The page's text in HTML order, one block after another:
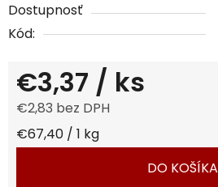
Dostupnosť
Kód:
€3,37 / ks
€2,83 bez DPH
Jednotková cena:
€67,40 / 1 kg
DO KOŠÍKA